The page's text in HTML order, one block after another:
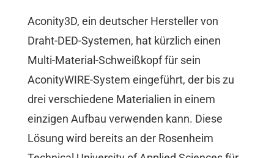
Aconity3D, ein deutscher Hersteller von
Draht-DED-Systemen, hat kürzlich einen
Multi-Material-Schweißkopf für sein
AconityWIRE-System eingeführt, der bis zu
drei verschiedene Materialien in einem
einzigen Aufbau verwenden kann. Diese
Lösung wird bereits an der Rosenheim